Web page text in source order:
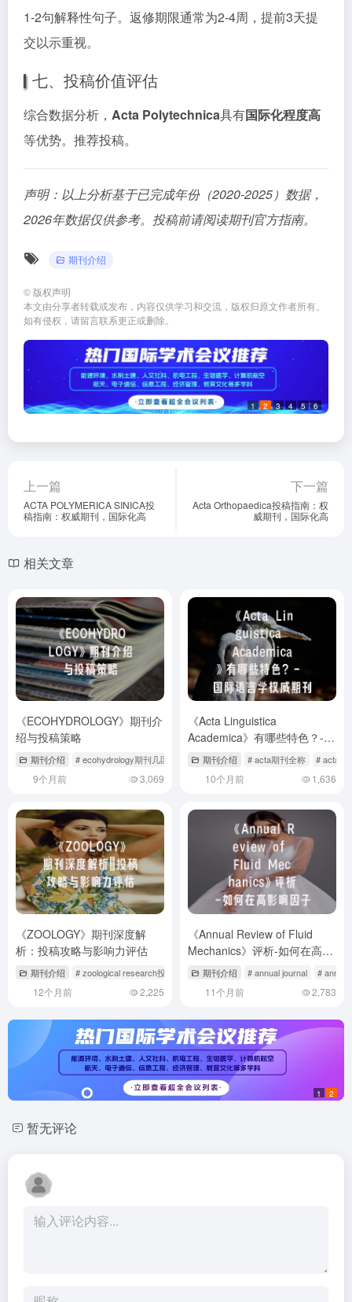
1-2句解释性句子。返修期限通常为2-4周，提前3天提
交以示重视。
七、投稿价值评估
综合数据分析， Acta Polytechnica具有国际化程度高
等优势。推荐投稿。
声明：以上分析基于已完成年份（2020-2025）数据，
2026年数据仅供参考。投稿前请阅读期刊官方指南。
期刊介绍
© 版权声明
本文由分享者转载或发布，内容仅供学习和交流，版权归原文作者所有。
如有侵权，请留言联系更正或删除。
1 2 3 4 5 6
上一篇
ACTA POLYMERICA SINICA投
稿指南：权威期刊，国际化高
下一篇
Acta Orthopaedica投稿指南：权
威期刊，国际化高
相关文章
《ECOHYDROLOGY》期刊介
绍与投稿策略
期刊介绍 # ecohydrology期刊几区 # ecology期刊怎么样 # ecosphere期刊
9个月前 3,069
《Acta Linguistica
Academica》有哪些特色？-
国际语言学权威期刊深度解析
期刊介绍 # acta期刊全称 # acta期
10个月前 1,636
《ZOOLOGY》期刊深度解
析：投稿攻略与影响力评估
期刊介绍 # zoological research投稿难吗 # zygote期刊
12个月前 2,225
《Annual Review of Fluid
Mechanics》评析-如何在高影
响因子期刊发表流体力学成
果？
期刊介绍 # annual journal #
11个月前 2,783
1 2
暂无评论